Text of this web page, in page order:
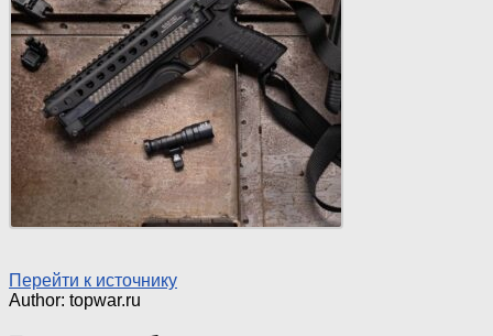
Перейти к источнику
Author: topwar.ru